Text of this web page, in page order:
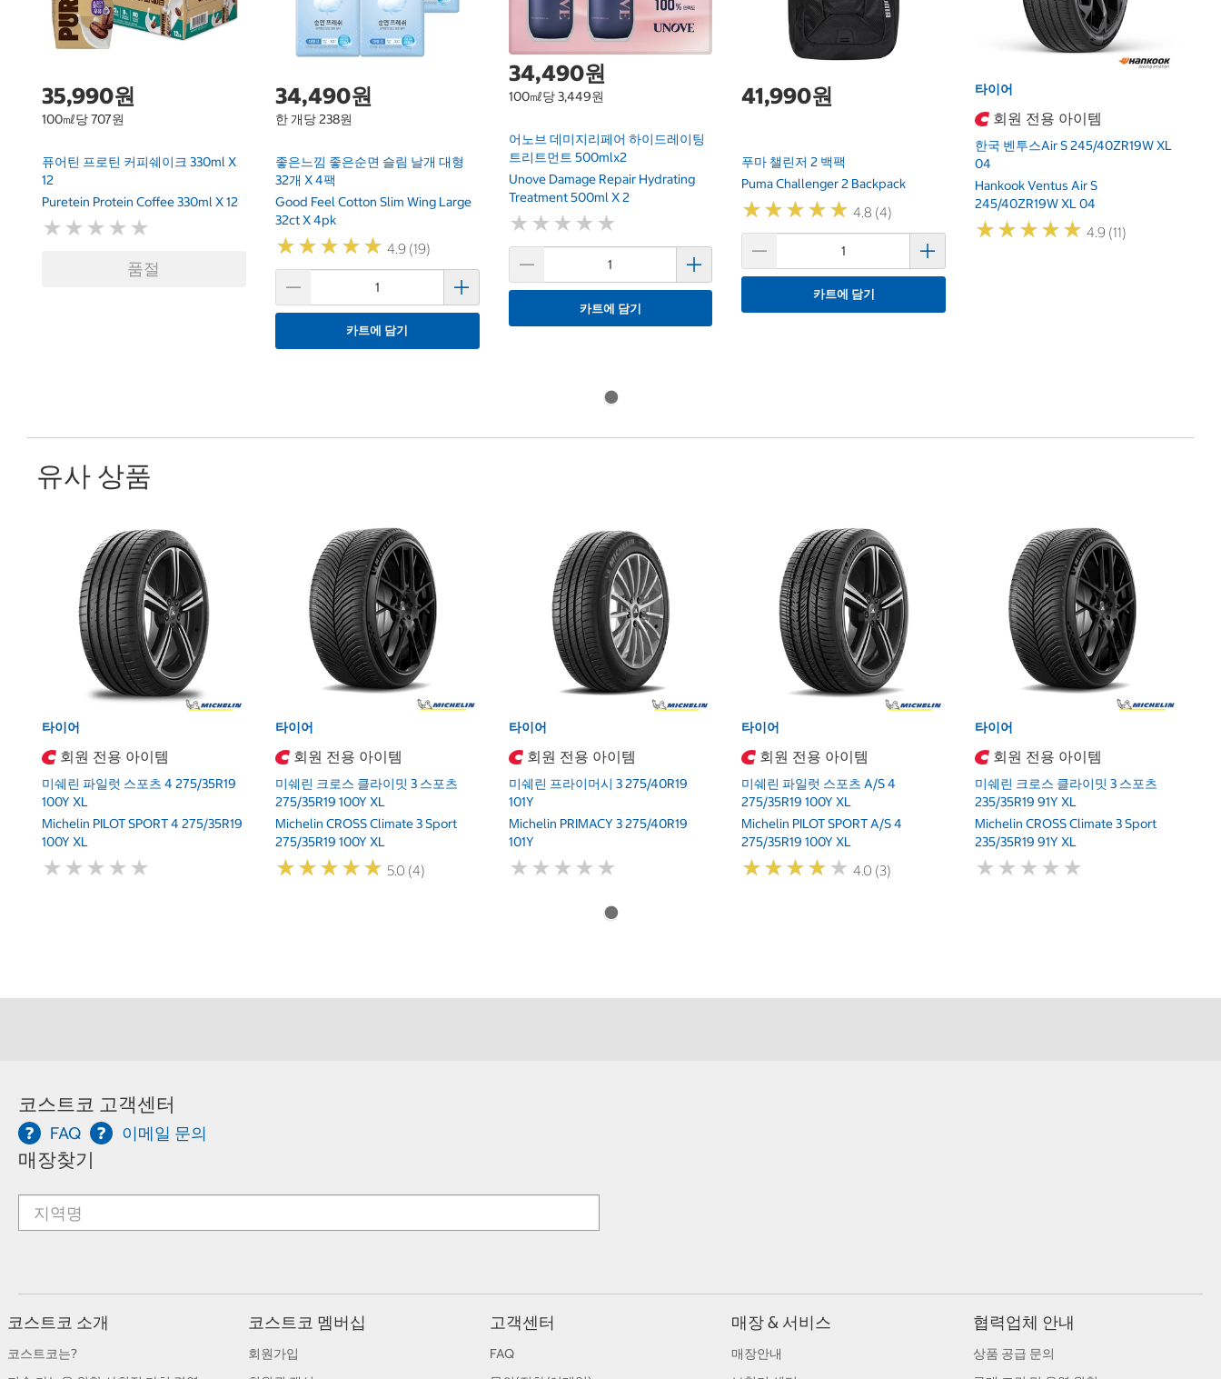
35,990원
100㎖당 707원
퓨어틴 프로틴 커피쉐이크 330ml X
12
Puretein Protein Coffee 330ml X 12
★ ★ ★ ★ ★
★ ★ ★ ★ ★
품절
34,490원
한 개당 238원
좋은느낌 좋은순면 슬림 날개 대형
32개 X 4팩
Good Feel Cotton Slim Wing Large
32ct X 4pk
★★★★★
★★★★★ 4.9 (19)
카트에 담기
34,490원
100㎖당 3,449원
어노브 데미지리페어 하이드레이팅
트리트먼트 500mlx2
Unove Damage Repair Hydrating
Treatment 500ml X 2
★ ★ ★ ★ ★
★ ★ ★ ★ ★
카트에 담기
41,990원
푸마 챌린저 2 백팩
Puma Challenger 2 Backpack
★★★★★
★★★★★ 4.8 (4)
카트에 담기
타이어
회원 전용 아이템
한국 벤투스Air S 245/40ZR19W XL
04
Hankook Ventus Air S
245/40ZR19W XL 04
★★★★★
★★★★★ 4.9 (11)
유사 상품
타이어
회원 전용 아이템
미쉐린 파일럿 스포츠 4 275/35R19
100Y XL
Michelin PILOT SPORT 4 275/35R19
100Y XL
★ ★ ★ ★ ★
★ ★ ★ ★ ★
타이어
회원 전용 아이템
미쉐린 크로스 클라이밋 3 스포츠
275/35R19 100Y XL
Michelin CROSS Climate 3 Sport
275/35R19 100Y XL
★★★★★
★★★★★ 5.0 (4)
타이어
회원 전용 아이템
미쉐린 프라이머시 3 275/40R19
101Y
Michelin PRIMACY 3 275/40R19
101Y
★ ★ ★ ★ ★
★ ★ ★ ★ ★
타이어
회원 전용 아이템
미쉐린 파일럿 스포츠 A/S 4
275/35R19 100Y XL
Michelin PILOT SPORT A/S 4
275/35R19 100Y XL
★★★★ ★
★★★★ ★ 4.0 (3)
타이어
회원 전용 아이템
미쉐린 크로스 클라이밋 3 스포츠
235/35R19 91Y XL
Michelin CROSS Climate 3 Sport
235/35R19 91Y XL
★ ★ ★ ★ ★
★ ★ ★ ★ ★
코스트코 고객센터
FAQ 이메일 문의
매장찾기
코스트코 소개
코스트코는?
코스트코 멤버십
회원가입
고객센터
FAQ
매장 & 서비스
매장안내
협력업체 안내
상품 공급 문의